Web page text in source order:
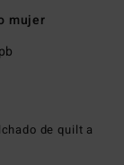
mujer
de quilt a